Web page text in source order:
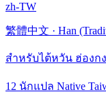
zh-TW
繁體中文 · Han
สำหรับไต้หวัน ฮ่องก
12 นักแปล Native